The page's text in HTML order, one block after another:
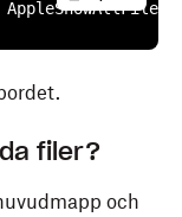
filer?
och